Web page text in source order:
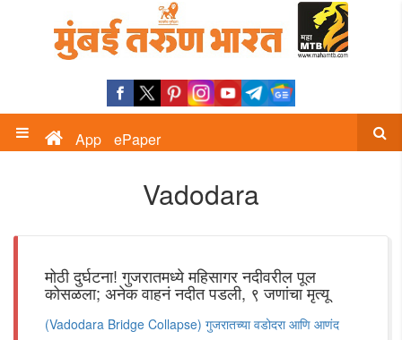
App ePaper
Vadodara
मोठी दुर्घटना! गुजरातमध्ये महिसागर नदीवरील पूल
कोसळला; अनेक वाहनं नदीत पडली, ९ जणांचा मृत्यू
(Vadodara Bridge Collapse) गुजरातच्या वडोदरा आणि आणंद